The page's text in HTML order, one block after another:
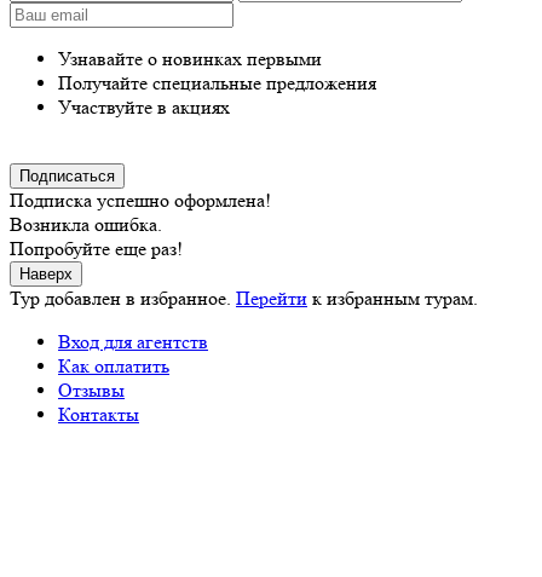
Узнавайте о новинках первыми
Получайте специальные предложения
Участвуйте в акциях
Подписка успешно оформлена!
Возникла ошибка.
Попробуйте еще раз!
Наверх
Тур добавлен в избранное. Перейти к избранным турам.
Вход для агентств
Как оплатить
Отзывы
Контакты